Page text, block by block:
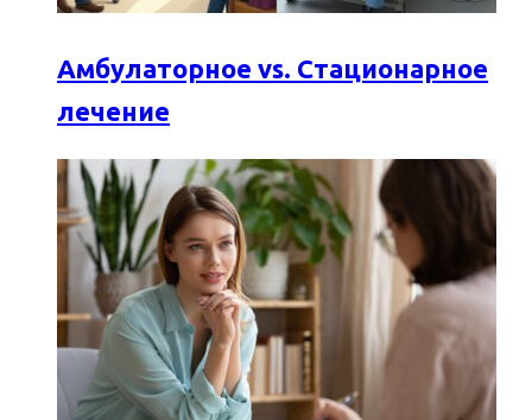
Амбулаторное vs. Стационарное
лечение